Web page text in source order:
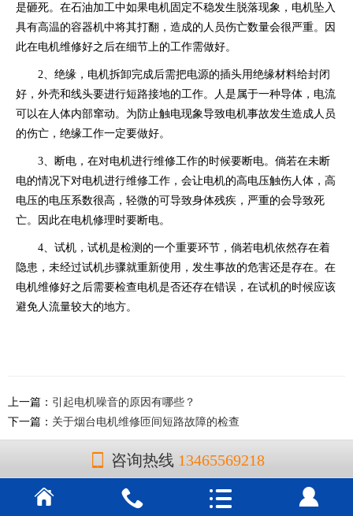
是砸死。在石油加工中如果电机固定不稳发生脱落现象，电机坠入
具有高温的容器机中将其打翻，造成的人员伤亡数量会很严重。因
此在电机维修好之后在细节上的工作需做好。
2、绝缘，电机拆卸完成后需把电源的插头用绝缘材料给封闭
好，外壳和线头要进行短路接地的工作。人是属于一种导体，电流
可以在人体内部窜动。为防止触电现象导致电机事故发生造成人员
的伤亡，绝缘工作一定要做好。
3、断电，在对电机进行维修工作的时候要断电。倘若在未断
电的情况下对电机进行维修工作，会让电机的高电压触伤人体，高
电压的电压系数很高，轻微的可导致身体残疾，严重的会导致死
亡。因此在电机修理时要断电。
4、试机，试机是检测的一个重要环节，倘若电机依然存在着
隐患，未经过试机步骤就重新使用，发生事故的危害还是存在。在
电机维修好之后需要检查电机是否还存在错误，在试机的时候应该
避免人流量较大的地方。
上一篇： 引起电机噪音的原因有哪些？
下一篇： 关于烟台电机维修匝间短路故障的检查
咨询热线 13465569218